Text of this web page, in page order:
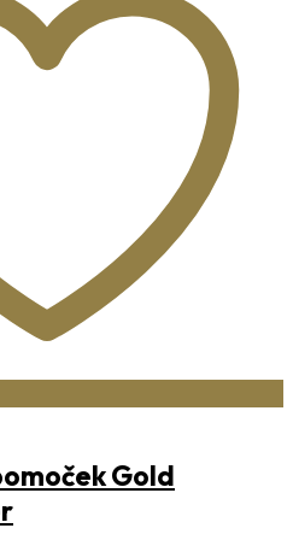
Gold